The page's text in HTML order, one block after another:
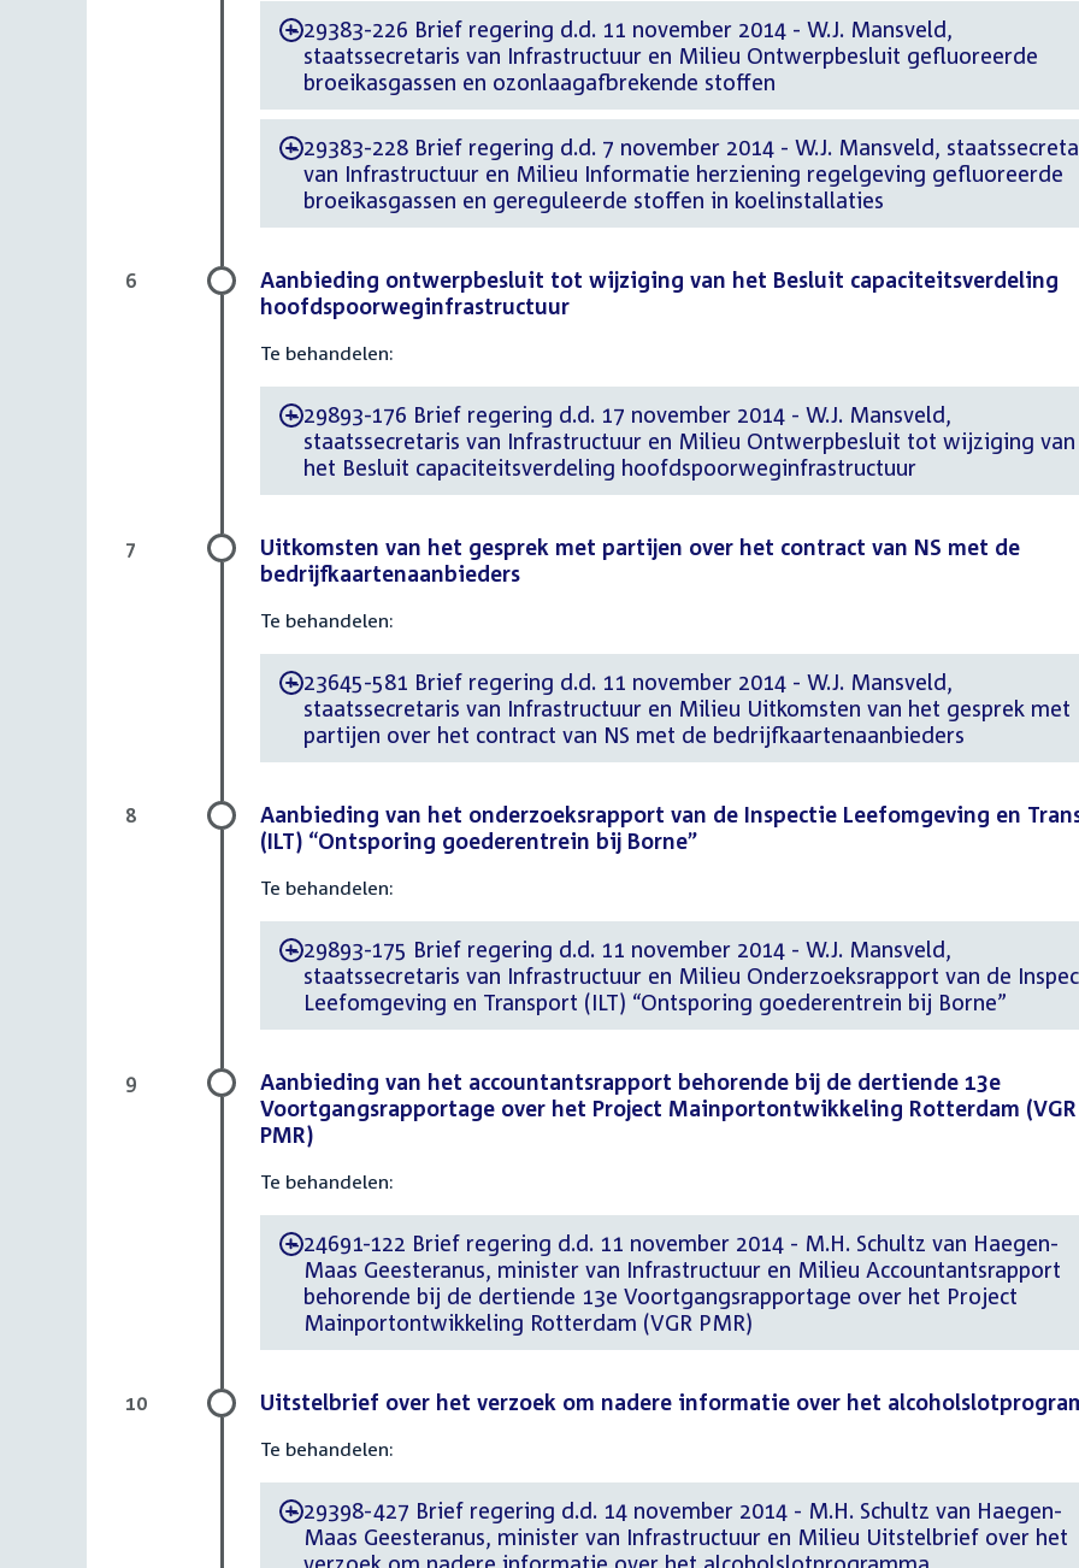
-29383-226 Brief regering d.d. 11 november 2014 - W.J. Mansveld,
staatssecretaris van Infrastructuur en Milieu Ontwerpbesluit gefluoreerde
broeikasgassen en ozonlaagafbrekende stoffen
-29383-228 Brief regering d.d. 7 november 2014 - W.J. Mansveld,
van Infrastructuur en Milieu Informatie herziening regelgeving gefluoreerde
broeikasgassen en gereguleerde stoffen in koelinstallaties
Aanbieding ontwerpbesluit tot wijziging van het Besluit capaciteitsverdeling
hoofdspoorweginfrastructuur
Te behandelen:
-29893-176 Brief regering d.d. 17 november 2014 - W.J. Mansveld,
staatssecretaris van Infrastructuur en Milieu Ontwerpbesluit tot wijziging van
het Besluit capaciteitsverdeling hoofdspoorweginfrastructuur
6
Uitkomsten van het gesprek met partijen over het contract van NS met de
bedrijfkaartenaanbieders
Te behandelen:
-23645-581 Brief regering d.d. 11 november 2014 - W.J. Mansveld,
staatssecretaris van Infrastructuur en Milieu Uitkomsten van het gesprek met
partijen over het contract van NS met de bedrijfkaartenaanbieders
7
Aanbieding van het onderzoeksrapport van de Inspectie Leefomgeving en
(ILT) “Ontsporing goederentrein bij Borne”
Te behandelen:
-29893-175 Brief regering d.d. 11 november 2014 - W.J. Mansveld,
staatssecretaris van Infrastructuur en Milieu Onderzoeksrapport van de
Leefomgeving en Transport (ILT) “Ontsporing goederentrein bij Borne”
8
Aanbieding van het accountantsrapport behorende bij de dertiende 13e
Voortgangsrapportage over het Project Mainportontwikkeling Rotterdam (VGR
PMR)
Te behandelen:
-24691-122 Brief regering d.d. 11 november 2014 - M.H. Schultz van Haegen-
Maas Geesteranus, minister van Infrastructuur en Milieu Accountantsrapport
behorende bij de dertiende 13e Voortgangsrapportage over het Project
Mainportontwikkeling Rotterdam (VGR PMR)
9
Uitstelbrief over het verzoek om nadere informatie over het
Te behandelen:
-29398-427 Brief regering d.d. 14 november 2014 - M.H. Schultz van Haegen-
Maas Geesteranus, minister van Infrastructuur en Milieu Uitstelbrief over het
10